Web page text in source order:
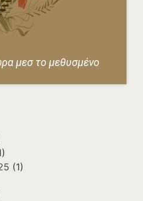
μεσ το μεθυσμένο
(1)